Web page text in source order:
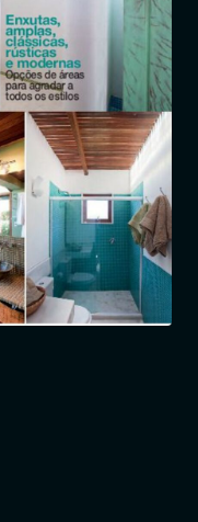
Notícias
Entrar